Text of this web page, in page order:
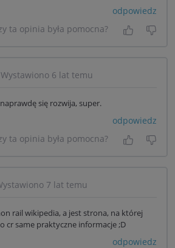
odpowiedz
ta opinia była pomocna?
Tak, była
Nie
Wystawiono 6 lat temu
się rozwija, super.
odpowiedz
ta opinia była pomocna?
Tak, była
Nie
7 lat temu
rail wikipedia, a jest strona, na której
cr same praktyczne informacje ;D
odpowiedz